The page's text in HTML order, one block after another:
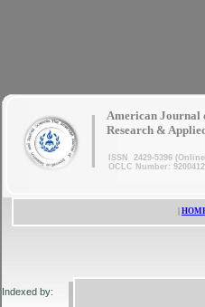
Indexed by:
American Journal
Research &
ISSN 2429-5396
OCLC Number:
|